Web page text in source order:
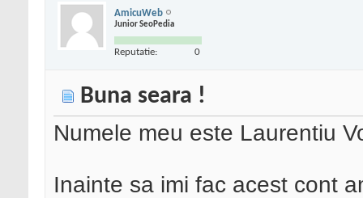
AmicuWeb
Junior SeoPedia
Reputatie: 0
Buna seara !
Numele meu este Laurentiu
Inainte sa imi fac acest cont